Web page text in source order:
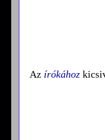
Az írókához